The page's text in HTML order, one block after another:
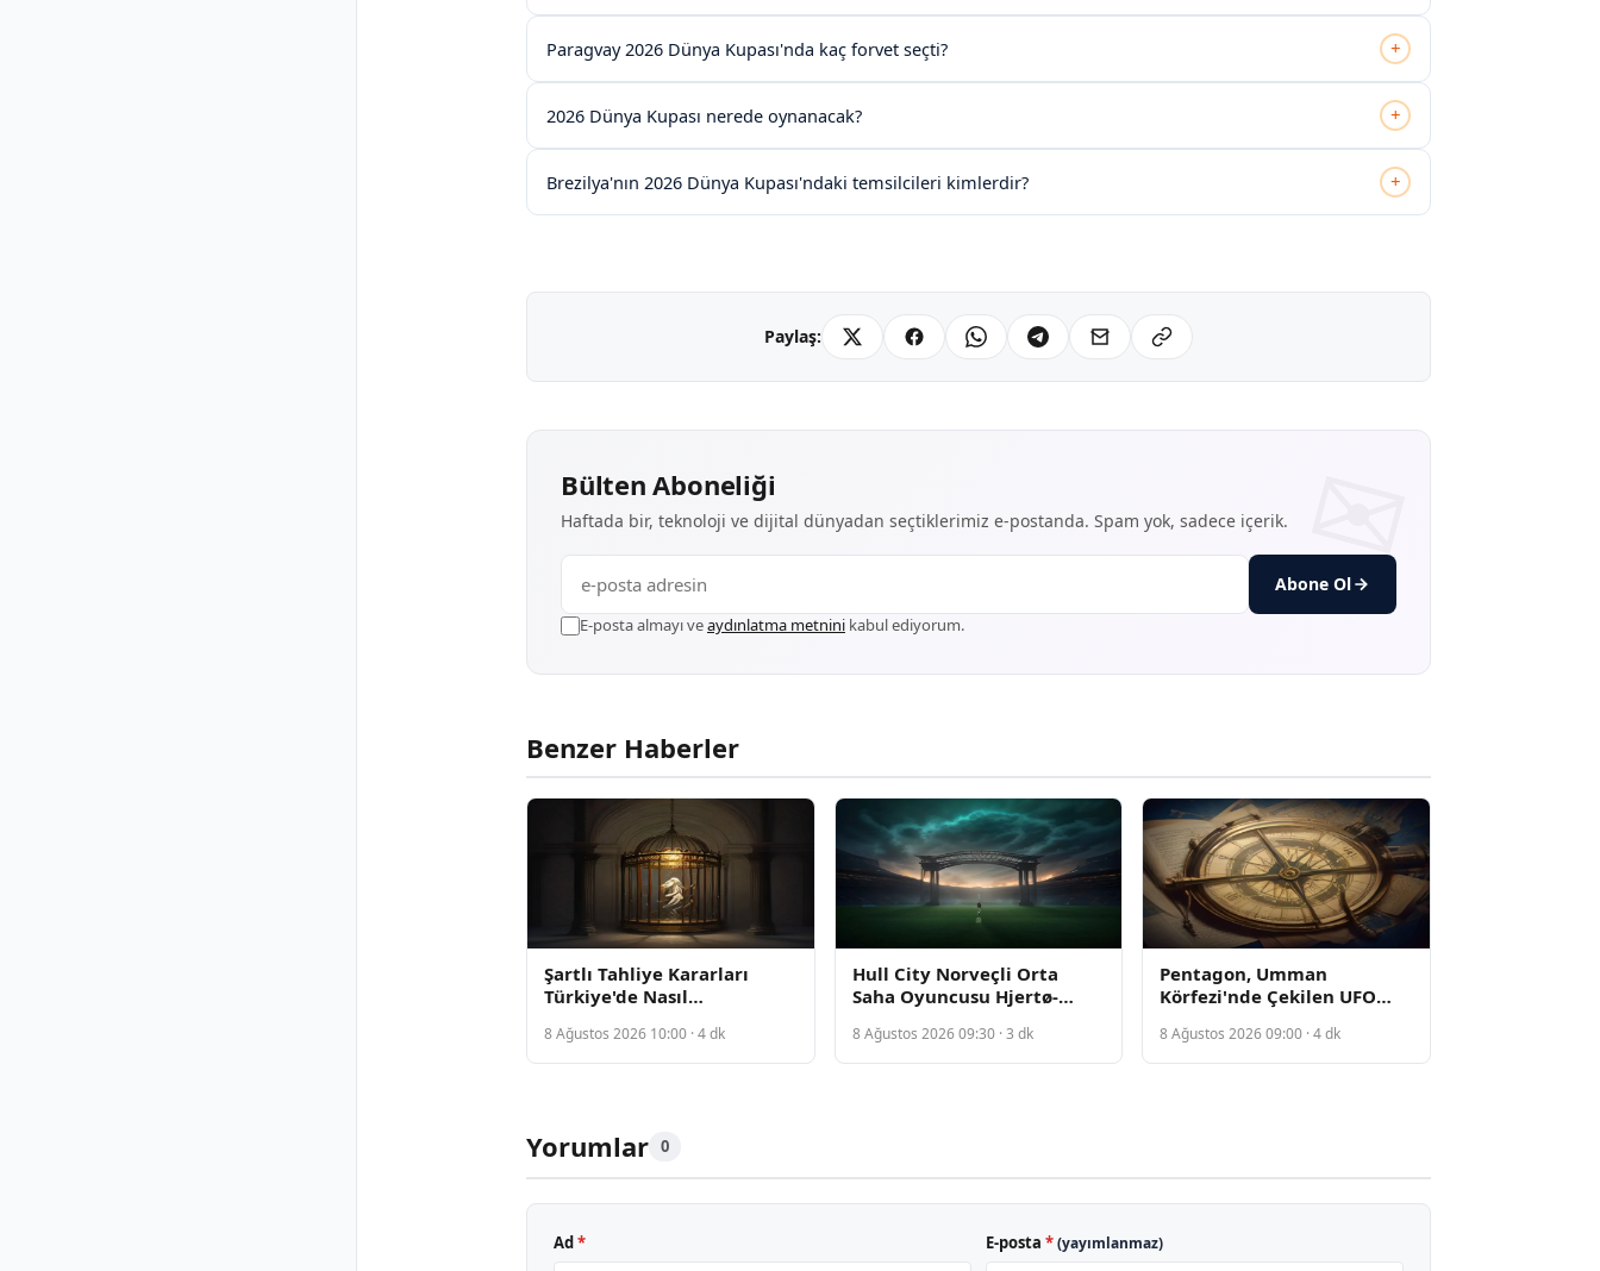
Paragvay 2026 Dünya Kupası'nda kaç forvet seçti? +
2026 Dünya Kupası nerede oynanacak? +
Brezilya'nın 2026 Dünya Kupası'ndaki temsilcileri kimlerdir? +
Paylaş:
Bülten Aboneliği
Haftada bir, teknoloji ve dijital dünyadan seçtiklerimiz e-postanda. Spam yok, sadece içerik.
Abone Ol
E-posta almayı veaydınlatma metnini kabul ediyorum.
Benzer Haberler
Şartlı Tahliye Kararları
Türkiye'de Nasıl
8 Ağustos 2026 10:00 · 4 dk
Hull City Norveçli Orta
Saha Oyuncusu Hjertø-
8 Ağustos 2026 09:30 · 3 dk
Pentagon, Umman
Körfezi'nde Çekilen UFO
Dosyayı Kamuoyuna Açtı
8 Ağustos 2026 09:00 · 4 dk
Yorumlar 0
Ad* E-posta *(yayımlanmaz)